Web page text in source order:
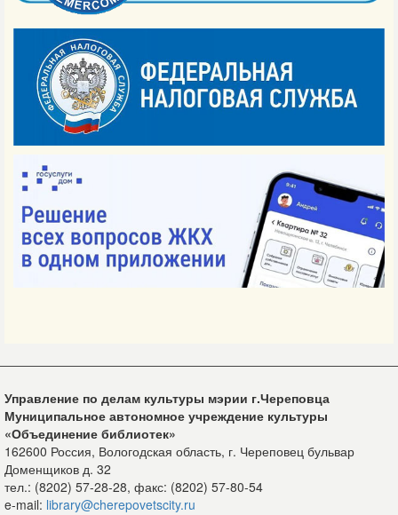
Управление по делам культуры мэрии г.Череповца
Муниципальное автономное учреждение культуры
«Объединение библиотек»
162600 Россия, Вологодская область, г. Череповец бульвар
Доменщиков д. 32
тел.: (8202) 57-28-28, факс: (8202) 57-80-54
e-mail: library@cherepovetscity.ru